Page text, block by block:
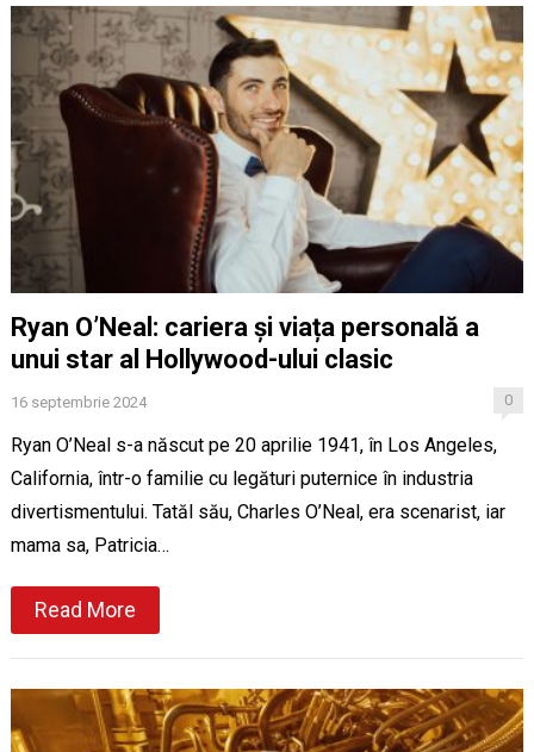
Ryan O’Neal: cariera și viața personală a
unui star al Hollywood-ului clasic
16 septembrie 2024 0
Ryan O’Neal s-a născut pe 20 aprilie 1941, în Los Angeles,
California, într-o familie cu legături puternice în industria
divertismentului. Tatăl său, Charles O’Neal, era scenarist, iar
mama sa, Patricia…
Read More